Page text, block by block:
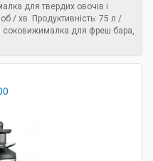
для твердих овочів і
/ хв. Продуктивність: 75 л /
соковижималка для фреш бара,